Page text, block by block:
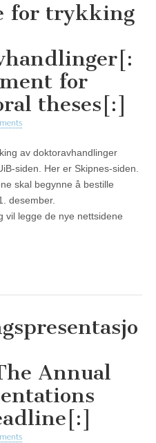
for trykking
for
theses[:]
av doktoravhandlinger
siden. Her er Skipnes-siden.
skal begynne å bestille
desember.
vil legge de nye nettsidene
Annual